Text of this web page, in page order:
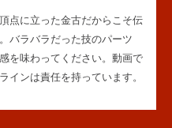
点に立った金古だからこそ伝
バラバラだった技のパーツ
を味わってください。動画で
インは責任を持っています。